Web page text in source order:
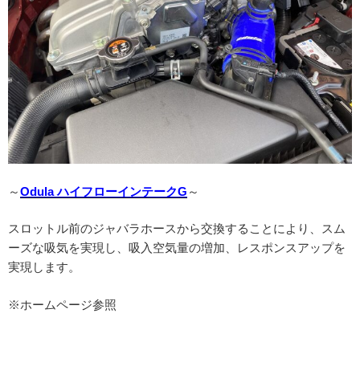
～Odula ハイフローインテークG ～
スロットル前のジャバラホースから交換することにより、スム
ーズな吸気を実現し、吸入空気量の増加、レスポンスアップを
実現します。
※ホームページ参照